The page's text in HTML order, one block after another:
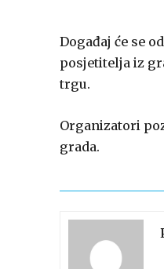
Događaj će se
posjetitelja iz
trgu.
Organizatori
grada.